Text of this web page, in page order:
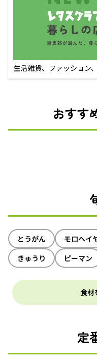
生活雑貨、ファッション
えるECサイト
おすす
とうがん モロヘイ
きゅうり
ピーマン
食材
定